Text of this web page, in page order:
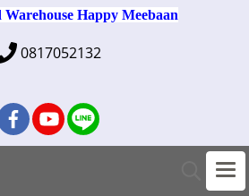
Happy Meebaan
0817052132